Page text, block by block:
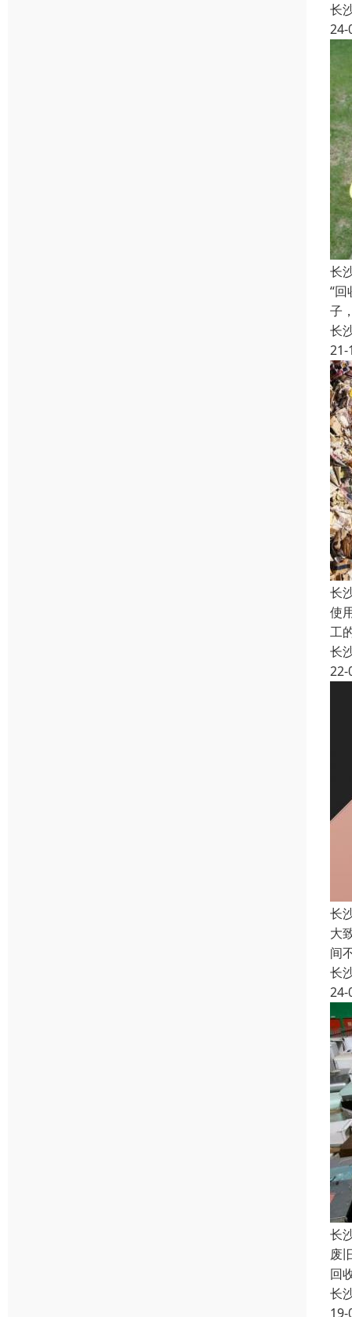
长
24-
长
“
子
长
21-
长
使
工
长
22-
长
大
间
长
24-
长
废
回
长
19-